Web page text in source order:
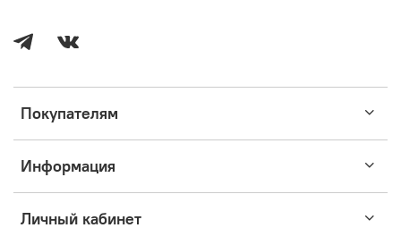
Покупателям
Информация
Личный кабинет